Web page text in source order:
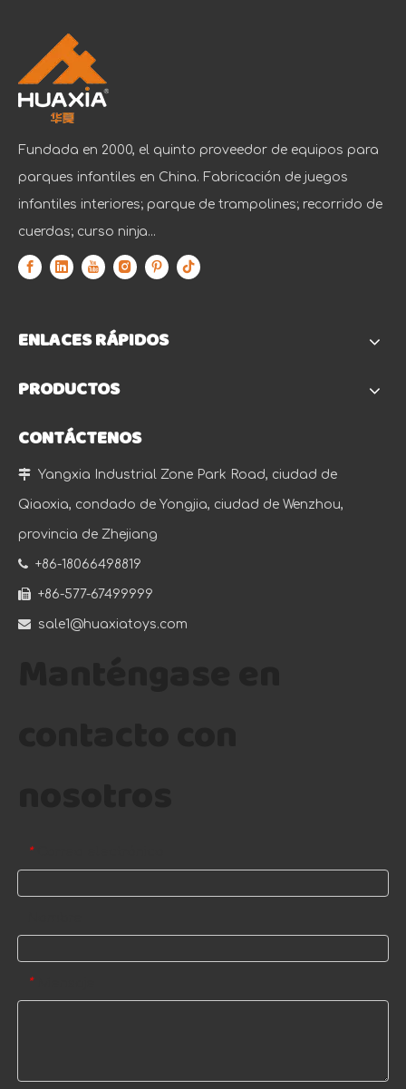
Fundada en 2000, el quinto proveedor de equipos para
parques infantiles en China. Fabricación de juegos
infantiles interiores; parque de trampolines; recorrido de
cuerdas; curso ninja...
ENLACES RÁPIDOS
PRODUCTOS
CONTÁCTENOS
 Yangxia Industrial Zone Park Road, ciudad de
Qiaoxia, condado de Yongjia, ciudad de Wenzhou,
provincia de Zhejiang
 +86-18066498819
 +86-577-67499999
 sale1@huaxiatoys.com
*
*